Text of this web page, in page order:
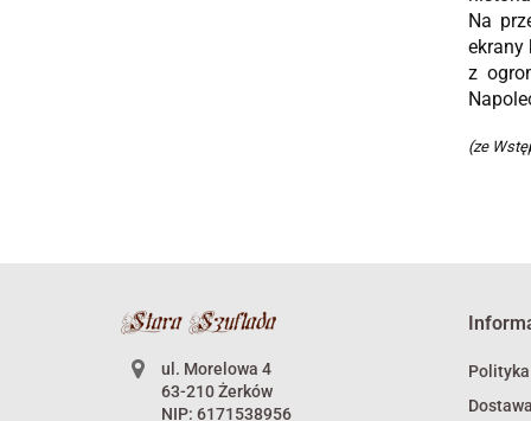
Na
z
(ze
ul. Morelowa 4
63-210 Żerków
NIP: 6171538956